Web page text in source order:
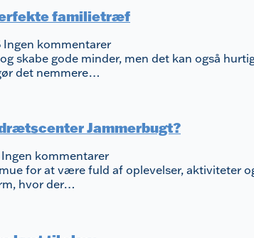
familietræf
Ingen kommentarer
skabe gode minder, men det kan også
det nemmere…
Jammerbugt?
Ingen kommentarer
for at være fuld af oplevelser, aktiviteter
hvor der…